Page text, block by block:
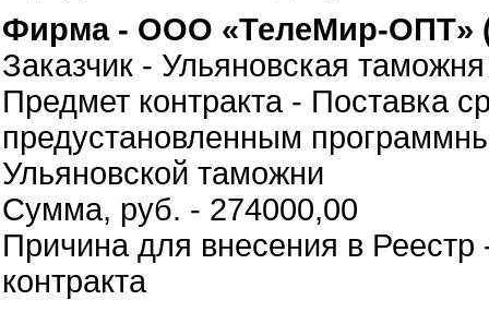
Фирма - ООО «ТелеМир-ОПТ»
Заказчик - Ульяновская таможня
Предмет контракта - Поставка
предустановленным
Ульяновской таможни
Сумма, руб. - 274000,00
Причина для внесения в
контракта